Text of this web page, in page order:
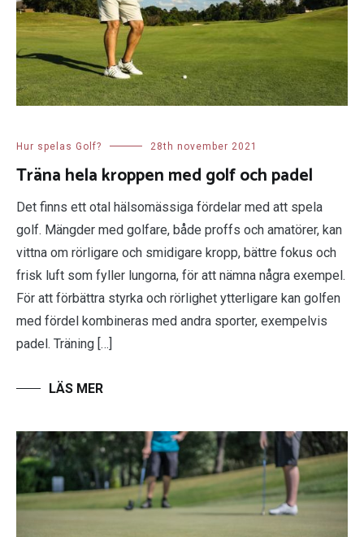
Hur spelas Golf? 28th november 2021
Träna hela kroppen med golf och padel
Det finns ett otal hälsomässiga fördelar med att spela
golf. Mängder med golfare, både proffs och amatörer, kan
vittna om rörligare och smidigare kropp, bättre fokus och
frisk luft som fyller lungorna, för att nämna några exempel.
För att förbättra styrka och rörlighet ytterligare kan golfen
med fördel kombineras med andra sporter, exempelvis
padel. Träning […]